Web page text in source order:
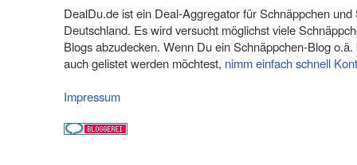
DealDu.de ist ein Deal-Aggregator für Schnäppchen
Deutschland. Es wird versucht möglichst viele
Blogs abzudecken. Wenn Du ein Schnäppchen-Blog
auch gelistet werden möchtest, nimm einfach schnell
Impressum